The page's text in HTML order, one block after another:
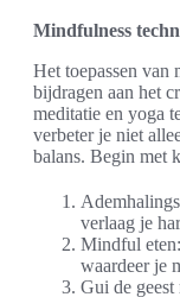
Mindfulness
Het toepassen van
bijdragen aan het
meditatie en yoga
verbeter je niet
balans. Begin met
verlaag je
Mindful
waardeer je
Gui de geest